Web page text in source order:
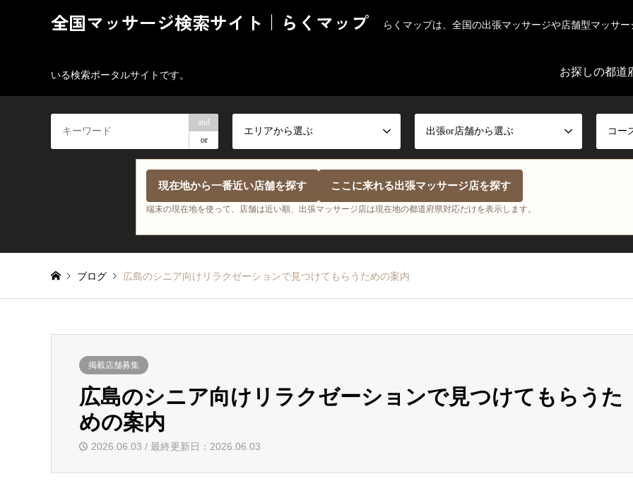
全国マッサージ検索サイト｜らくマップ らくマップは、全国の出張マッサージや店舗型マッサ
いる検索ポータルサイトです。 お探しの都道
and
or
エリアから選ぶ 出張or店舗から選ぶ コー
現在地から一番近い店舗を探す ここに来れる出張マッサージ店を探す
端末の現在地を使って、店舗は近い順、出張マッサージ店は現在地の都道府県対応だけを表示します。
ブログ 広島のシニア向けリラクゼーションで見つけてもらうための案内
掲載店舗募集
広島のシニア向けリラクゼーションで見つけてもらうた
めの案内
2026.06.03 / 最終更新日：2026.06.03